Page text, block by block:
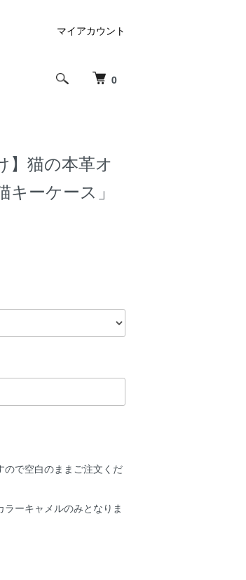
0
マイアカウント
】猫の本革オ
ーケース」
ので空白のままご注文くだ
ラーキャメルのみとなりま